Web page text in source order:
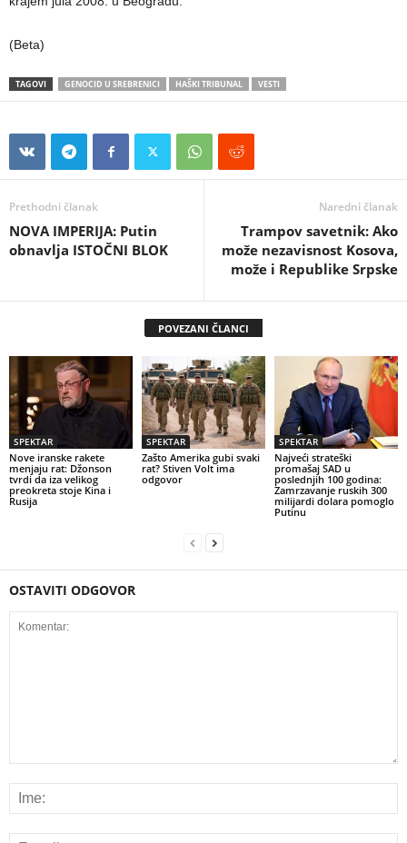
(Beta)
TAGOVI GENOCID U SREBRENICI HAŠKI TRIBUNAL VESTI
Prethodni članak
NOVA IMPERIJA: Putin
obnavlja ISTOČNI BLOK
Naredni članak
Trampov savetnik: Ako
može nezavisnost Kosova,
može i Republike Srpske
POVEZANI ČLANCI
SPEKTAR
Nove iranske rakete
menjaju rat: Džonson
tvrdi da iza velikog
preokreta stoje Kina i
Rusija
SPEKTAR
Zašto Amerika gubi svaki
rat? Stiven Volt ima
odgovor
SPEKTAR
Najveći strateški
promašaj SAD u
poslednjih 100 godina:
Zamrzavanje ruskih 300
milijardi dolara pomoglo
Putinu
OSTAVITI ODGOVOR